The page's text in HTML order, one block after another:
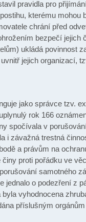
pravidla pro
kterému mohou
chrání před
bezpečí jejich
ukládá povinnost
jejich organizací,
jako správce tzv.
rok 166
spočívala v
i závažná trestná
a právům na
proti pořádku ve
samotného
jednalo o podezření z
vyhodnocena
příslušným